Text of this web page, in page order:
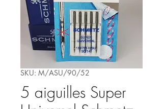
SKU: M/ASU/90/52
5 aiguilles Super